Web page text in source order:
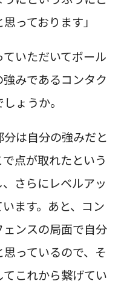
っております」
いただいてボール
みであるコンタク
ょうか。
分は自分の強みだと
点が取れたという
さらにレベルアッ
ます。あと、コン
ンスの局面で自分
っているので、そ
これから繋げてい